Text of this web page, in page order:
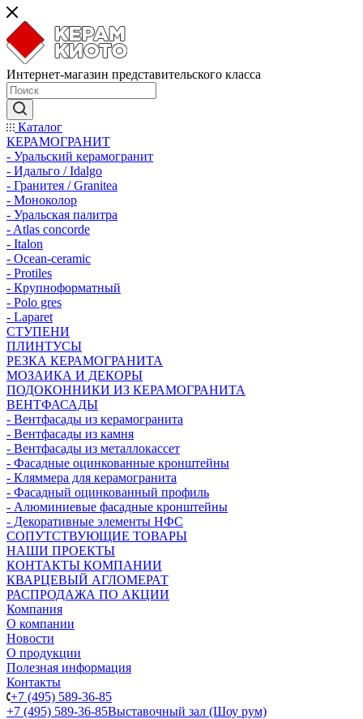
Интернет-магазин представительского класса
Каталог
КЕРАМОГРАНИТ
- Уральский керамогранит
- Идальго / Idalgo
- Гранитея / Granitea
- Моноколор
- Уральская палитра
- Atlas concorde
- Italon
- Ocean-ceramic
- Protiles
- Крупноформатный
- Polo gres
- Laparet
СТУПЕНИ
ПЛИНТУСЫ
РЕЗКА КЕРАМОГРАНИТА
МОЗАИКА И ДЕКОРЫ
ПОДОКОННИКИ ИЗ КЕРАМОГРАНИТА
ВЕНТФАСАДЫ
- Вентфасады из керамогранита
- Вентфасады из камня
- Вентфасады из металлокассет
- Фасадные оцинкованные кронштейны
- Кляммера для керамогранита
- Фасадный оцинкованный профиль
- Алюминиевые фасадные кронштейны
- Декоративные элементы НФС
СОПУТСТВУЮЩИЕ ТОВАРЫ
НАШИ ПРОЕКТЫ
КОНТАКТЫ КОМПАНИИ
КВАРЦЕВЫЙ АГЛОМЕРАТ
РАСПРОДАЖА ПО АКЦИИ
Компания
О компании
Новости
О продукции
Полезная информация
Контакты
+7 (495) 589-36-85
+7 (495) 589-36-85Выставочный зал (Шоу рум)